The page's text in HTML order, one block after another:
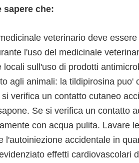
sapere che:
veterinario deve
l'uso del medicinale
locali sull'uso di prodotti
agli animali: la tildipirosina puo'
verifica un contatto cutaneo
Se si verifica un contatto
con acqua pulita. Lavare
l'autoiniezione accidentale in
effetti cardiovascolari